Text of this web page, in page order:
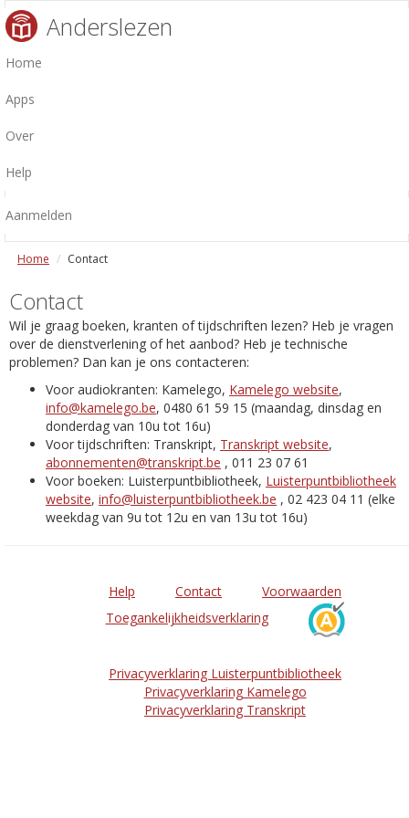
Anderslezen
Home
Apps
Over
Help
Aanmelden
Home Contact
Contact
Wil je graag boeken, kranten of tijdschriften lezen? Heb je vragen
over de dienstverlening of het aanbod? Heb je technische
problemen? Dan kan je ons contacteren:
Voor audiokranten: Kamelego, Kamelego website,
info@kamelego.be, 0480 61 59 15 (maandag, dinsdag en
donderdag van 10u tot 16u)
Voor tijdschriften: Transkript, Transkript website,
abonnementen@transkript.be , 011 23 07 61
Voor boeken: Luisterpuntbibliotheek, Luisterpuntbibliotheek
website, info@luisterpuntbibliotheek.be , 02 423 04 11 (elke
weekdag van 9u tot 12u en van 13u tot 16u)
Help Contact
Voorwaarden
Toegankelijkheidsverklaring
Privacyverklaring Luisterpuntbibliotheek
Privacyverklaring Kamelego
Privacyverklaring Transkript